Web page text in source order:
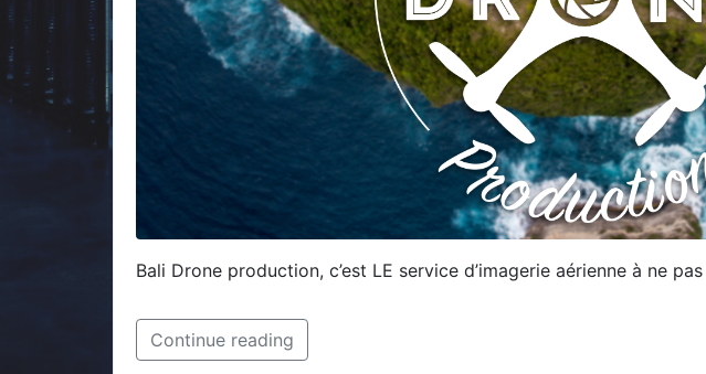
Bali Drone production, c’est LE service d’imagerie aérienne à ne
Continue reading